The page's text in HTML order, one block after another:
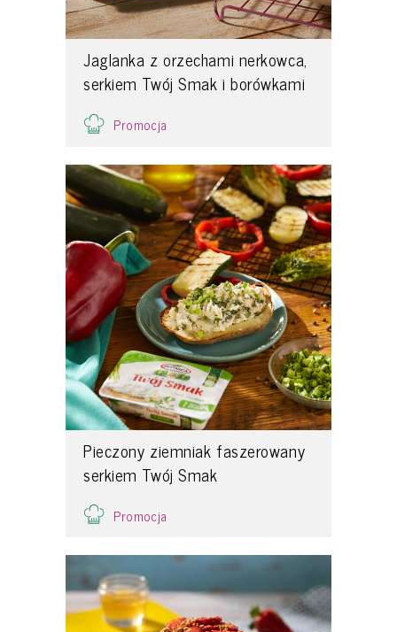
Jaglanka z orzechami nerkowca,
serkiem Twój Smak i borówkami
Promocja
Pieczony ziemniak faszerowany
serkiem Twój Smak
Promocja